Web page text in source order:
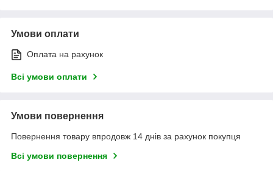
Умови оплати
Оплата на рахунок
Всі умови оплати
Умови повернення
Повернення товару впродовж 14 днів за рахунок покупця
Всі умови повернення